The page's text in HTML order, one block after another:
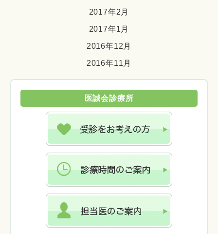
2017年2月
2017年1月
2016年12月
2016年11月
医誠会診療所